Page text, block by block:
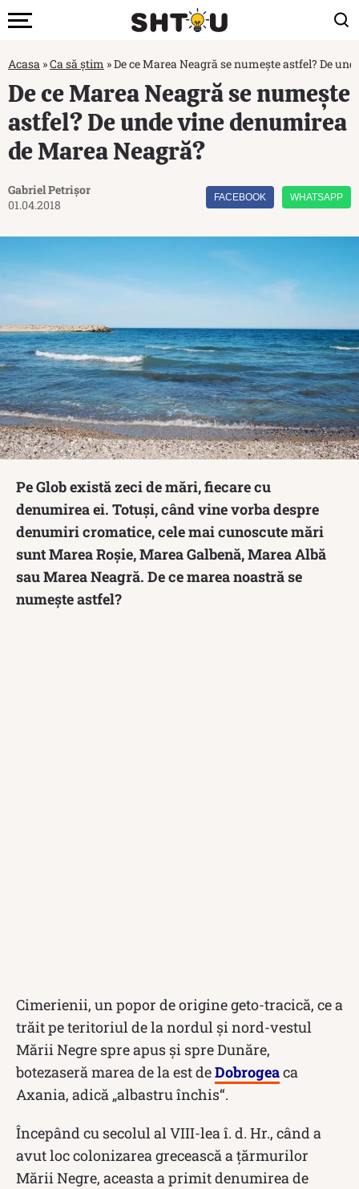
Acasa »Ca să știm »De ce Marea Neagră se numește astfel? De
De ce Marea Neagră se numește
astfel? De unde vine denumirea
de Marea Neagră?
Gabriel Petrișor
01.04.2018
FACEBOOK WHATSAPP
Pe Glob există zeci de mări, fiecare cu
denumirea ei. Totuși, când vine vorba despre
denumiri cromatice, cele mai cunoscute mări
sunt Marea Roșie, Marea Galbenă, Marea Albă
sau Marea Neagră. De ce marea noastră se
numește astfel?
Cimerienii, un popor de origine geto-tracică, ce a
trăit pe teritoriul de la nordul și nord-vestul
Mării Negre spre apus și spre Dunăre,
botezaseră marea de la est deDobrogeaca
Axania, adică „albastru închis“.
Începând cu secolul al VIII-lea î. d. Hr., când a
avut loc colonizarea grecească a ţărmurilor
Mării Negre, aceasta a primit denumirea de